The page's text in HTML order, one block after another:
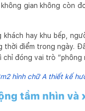
gian không còn
hay khu bếp,
điểm trong ngày.
đóng vai trò “phông
hình chữ A thiết kế
tầm nhìn